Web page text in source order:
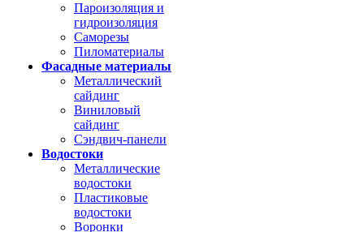
Пароизоляция и
гидроизоляция
Саморезы
Пиломатериалы
Фасадные материалы
Металлический
сайдинг
Виниловый
сайдинг
Сэндвич-панели
Водостоки
Металлические
водостоки
Пластиковые
водостоки
Воронки